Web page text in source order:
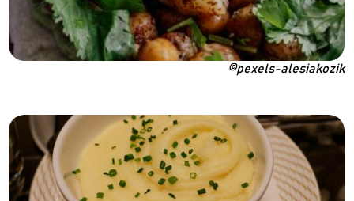
©pexels-alesiakozik